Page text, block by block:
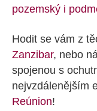
pozemský i
Hodit se vám z
Zanzibar, nebo
spojenou s
nejvzdálenějším
Reúnion!